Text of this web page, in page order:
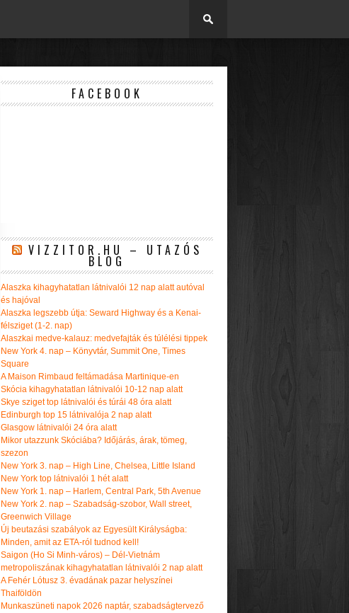
FACEBOOK
VIZZITOR.HU – UTAZÓS
BLOG
Alaszka kihagyhatatlan látnivalói 12 nap alatt autóval
és hajóval
Alaszka legszebb útja: Seward Highway és a Kenai-
félsziget (1-2. nap)
Alaszkai medve-kalauz: medvefajták és túlélési tippek
New York 4. nap – Könyvtár, Summit One, Times
Square
A Maison Rimbaud feltámadása Martinique-en
Skócia kihagyhatatlan látnivalói 10-12 nap alatt
Skye sziget top látnivalói és túrái 48 óra alatt
Edinburgh top 15 látnivalója 2 nap alatt
Glasgow látnivalói 24 óra alatt
Mikor utazzunk Skóciába? Időjárás, árak, tömeg,
szezon
New York 3. nap – High Line, Chelsea, Little Island
New York top látnivalói 1 hét alatt
New York 1. nap – Harlem, Central Park, 5th Avenue
New York 2. nap – Szabadság-szobor, Wall street,
Greenwich Village
Új beutazási szabályok az Egyesült Királyságba:
Minden, amit az ETA-ról tudnod kell!
Saigon (Ho Si Minh-város) – Dél-Vietnám
metropoliszának kihagyhatatlan látnivalói 2 nap alatt
A Fehér Lótusz 3. évadának pazar helyszínei
Thaiföldön
Munkaszüneti napok 2026 naptár, szabadságtervező